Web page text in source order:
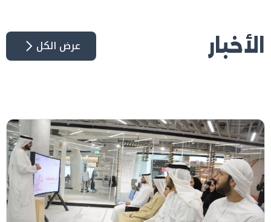
الأخبار عرض الكل